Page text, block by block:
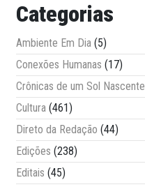
Categorias
Ambiente Em Dia (5)
Conexões Humanas (17)
Crônicas de um Sol Nascente
Cultura (461)
Direto da Redação (44)
Edições (238)
Editais (45)